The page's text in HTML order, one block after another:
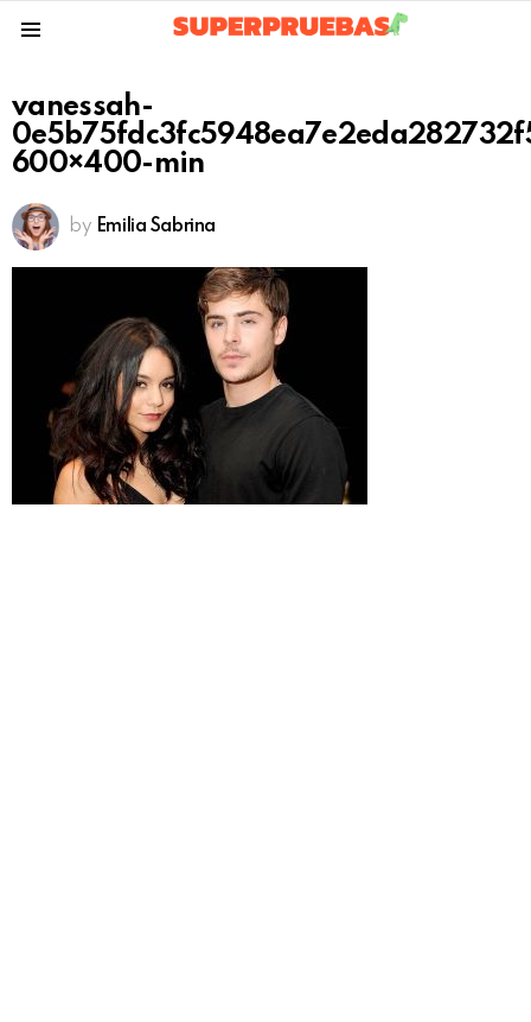
vanessah-
600×400-min
by Emilia Sabrina